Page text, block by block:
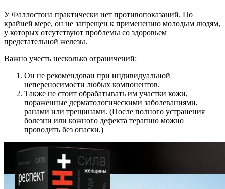
У Фаллостона практически нет противопоказаний. По
крайней мере, он не запрещен к применению молодым людям,
у которых отсутствуют проблемы со здоровьем
предстательной железы.
Важно учесть несколько ограничений:
Он не рекомендован при индивидуальной
непереносимости любых компонентов.
Также не стоит обрабатывать им участки кожи,
пораженные дерматологическими заболеваниями,
ранами или трещинами. (После полного устранения
болезни или кожного дефекта терапию можно
проводить без опаски.)